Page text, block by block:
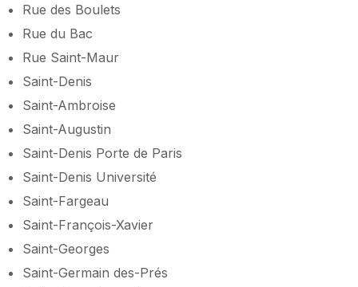
Rue des Boulets
Rue du Bac
Rue Saint-Maur
Saint-Denis
Saint-Ambroise
Saint-Augustin
Saint-Denis Porte de Paris
Saint-Denis Université
Saint-Fargeau
Saint-François-Xavier
Saint-Georges
Saint-Germain des-Prés